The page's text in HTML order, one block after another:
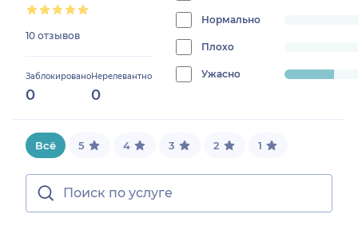
10 отзывов
Заблокировано
0
Нерелевантно
0
0%
Нормально
0%
Плохо
0%
Ужасно
progress:
20%
Всё 5 4 3 2 1